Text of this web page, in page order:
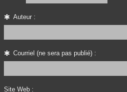
Auteur :
Courriel (ne sera pas publié) :
Site Web :